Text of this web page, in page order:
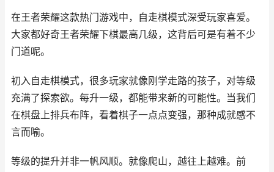
在王者荣耀这款热门游戏中，自走棋模式深受玩家喜爱。
大家都好奇王者荣耀下棋最高几级，这背后可是有着不少
门道呢。
初入自走棋模式，很多玩家就像刚学走路的孩子，对等级
充满了探索欲。每升一级，都能带来新的可能性。当我们
在棋盘上排兵布阵，看着棋子一点点变强，那种成就感不
言而喻。
等级的提升并非一帆风顺。就像爬山，越往上越难。前